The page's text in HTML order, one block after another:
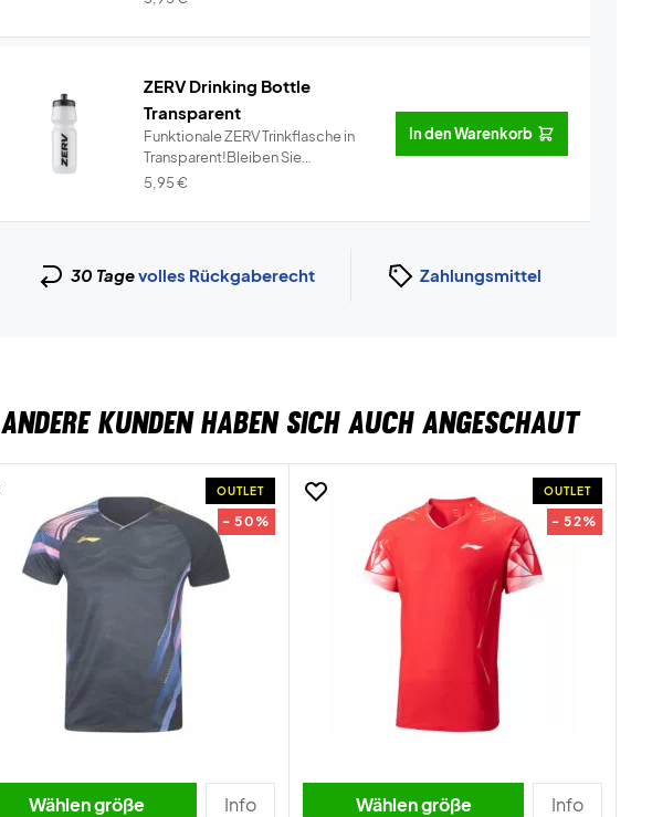
ZERV Drinking Bottle
Transparent
Funktionale ZERV Trinkflasche in
Transparent!Bleiben Sie
hydratisi...
5,95€
In den Warenkorb
30 Tagevolles Rückgaberecht Zahlungsmittel
ANDERE KUNDEN HABEN SICH AUCH ANGESCHAUT
OUTLET
- 50%
Wählen größe Info
OUTLET
- 52%
Wählen größe Info